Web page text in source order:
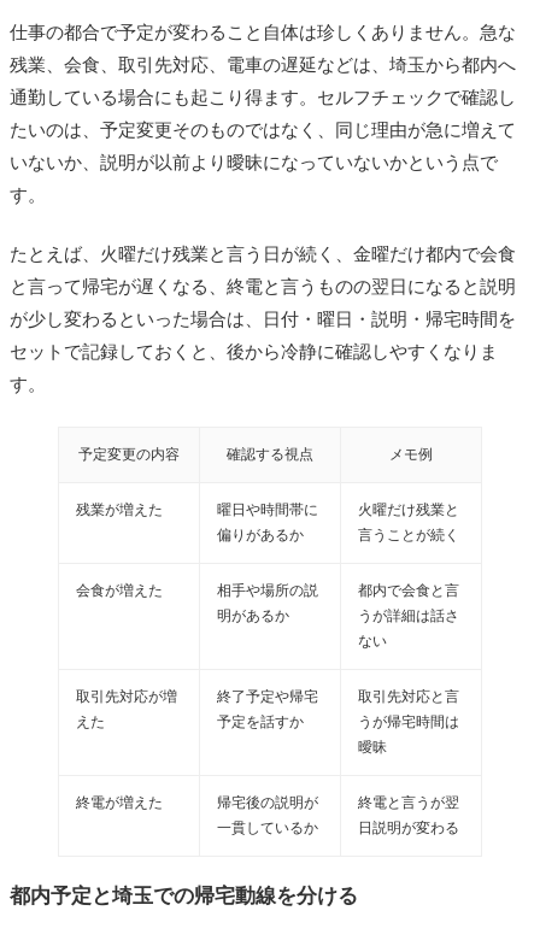
仕事の都合で予定が変わること自体は珍しくありません。急な
残業、会食、取引先対応、電車の遅延などは、埼玉から都内へ
通勤している場合にも起こり得ます。セルフチェックで確認し
たいのは、予定変更そのものではなく、同じ理由が急に増えて
いないか、説明が以前より曖昧になっていないかという点で
す。
たとえば、火曜だけ残業と言う日が続く、金曜だけ都内で会食
と言って帰宅が遅くなる、終電と言うものの翌日になると説明
が少し変わるといった場合は、日付・曜日・説明・帰宅時間を
セットで記録しておくと、後から冷静に確認しやすくなりま
す。
予定変更の内容 確認する視点 メモ例
残業が増えた
曜日や時間帯に
偏りがあるか
火曜だけ残業と
言うことが続く
会食が増えた
相手や場所の説
明があるか
都内で会食と言
うが詳細は話さ
ない
取引先対応が増
えた
終了予定や帰宅
予定を話すか
取引先対応と言
うが帰宅時間は
曖昧
終電が増えた
帰宅後の説明が
一貫しているか
終電と言うが翌
日説明が変わる
都内予定と埼玉での帰宅動線を分ける